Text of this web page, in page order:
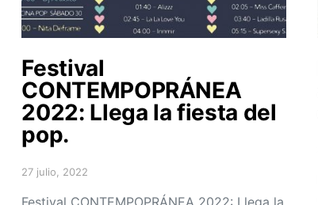
Festival
CONTEMPOPRÁNEA
2022: Llega la fiesta del
pop.
Posted on
27 julio, 2022